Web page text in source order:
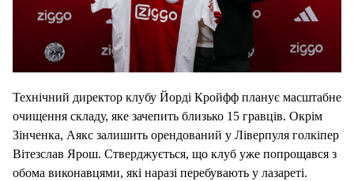
Технічний директор клубу Йорді Кройфф планує масштабне
очищення складу, яке зачепить близько 15 гравців. Окрім
Зінченка, Аякс залишить орендований у Ліверпуля голкіпер
Вітезслав Ярош. Стверджується, що клуб уже попрощався з
обома виконавцями, які наразі перебувають у лазареті.